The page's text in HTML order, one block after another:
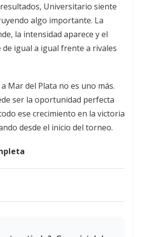
Universitario siente
algo importante. La
la intensidad aparece y el
igual a igual frente a rivales
Mar del Plata no es uno más.
ser la oportunidad perfecta
ese crecimiento en la victoria
desde el inicio del torneo.